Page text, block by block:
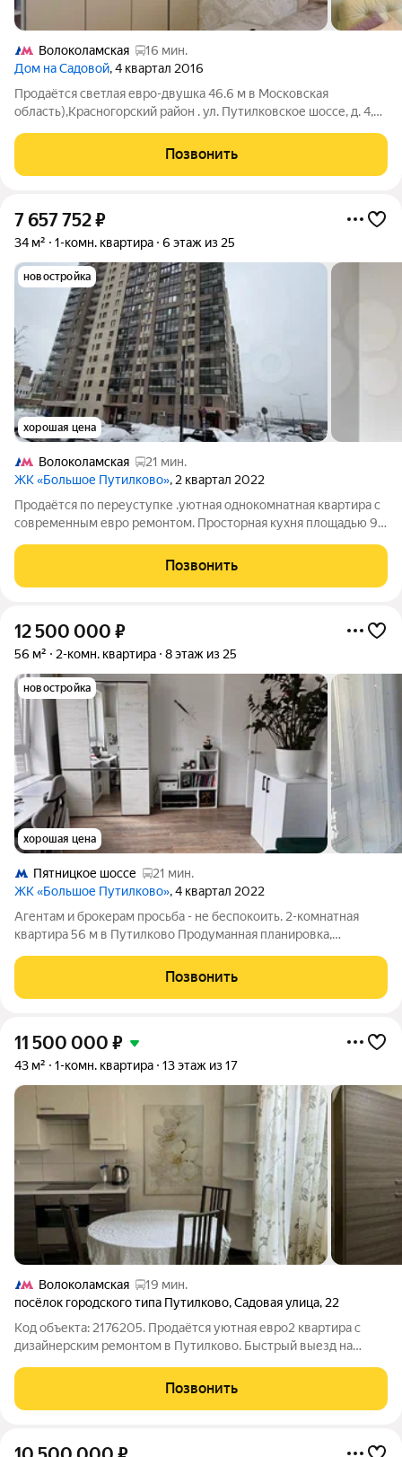
Волоколамская
16 мин.
Дом на Садовой, 4 квартал 2016
Продаётся светлая евро-двушка 46.6 м в Московская
область),Красногорский район . ул. Путилковское шоссе, д. 4,
просторная кухня-гостиная 20 м и отдельная спальня 15 м.
Этаж 17 никто не
Позвонить
7 657 752₽
34 м² 1-комн. квартира 6 этаж из 25
новостройка
хорошая цена
Волоколамская
21 мин.
ЖК «Большое Путилково», 2 квартал 2022
Продаётся по переуступке .уютная однокомнатная квартира с
современным евро ремонтом. Просторная кухня площадью 9
потолки 3 метра создают ощущение простора и свободы. Окна
выходят на улицу,
Позвонить
12 500 000 ₽
56 м² 2-комн. квартира 8 этаж из 25
новостройка
хорошая цена
Пятницкое шоссе
21 мин.
ЖК «Большое Путилково», 4 квартал 2022
Агентам и брокерам просьба - не беспокоить. 2-комнатная
квартира 56 м в Путилково Продуманная планировка,
область, Путилково, Просторная улица, 16 Здесь собралось то,
что ценят люди с быстрым ритмом
Позвонить
11 500 000 ₽
43 м² 1-комн. квартира 13 этаж из 17
Волоколамская
19 мин.
посёлок городского типа Путилково,Садовая улица, 22
Код объекта: 2176205. Продаётся уютная евро2 квартира с
дизайнерским ремонтом в Путилково. Быстрый выезд на
17этажного монолитно-кирпичного дома. Что внутри: свежий
Позвонить